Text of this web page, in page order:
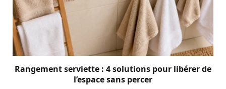
Rangement serviette : 4 solutions pour libérer de
l’espace sans percer